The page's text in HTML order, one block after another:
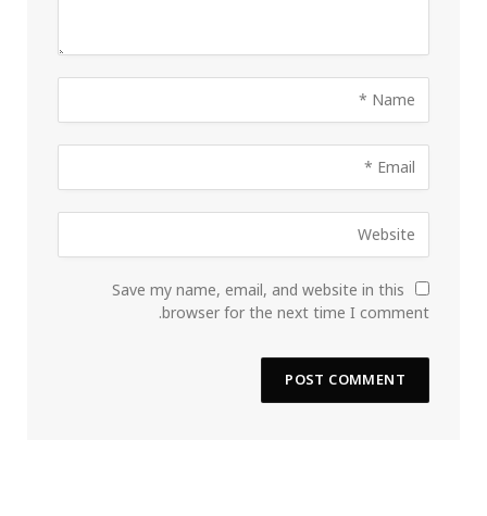
Save my name, email, and website in this
browser for the next time I comment.